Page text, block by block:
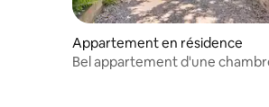
Appartement en résidence
Bel appartement d'une